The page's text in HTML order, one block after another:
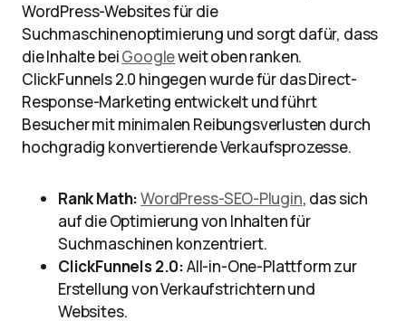
WordPress-Websites für die
Suchmaschinenoptimierung und sorgt dafür, dass
die Inhalte beiGoogleweit oben ranken.
ClickFunnels 2.0 hingegen wurde für das Direct-
Response-Marketing entwickelt und führt
Besucher mit minimalen Reibungsverlusten durch
hochgradig konvertierende Verkaufsprozesse.
Rank Math:WordPress-SEO-Plugin, das sich
auf die Optimierung von Inhalten für
Suchmaschinen konzentriert.
ClickFunnels 2.0:All-in-One-Plattform zur
Erstellung von Verkaufstrichtern und
Websites.